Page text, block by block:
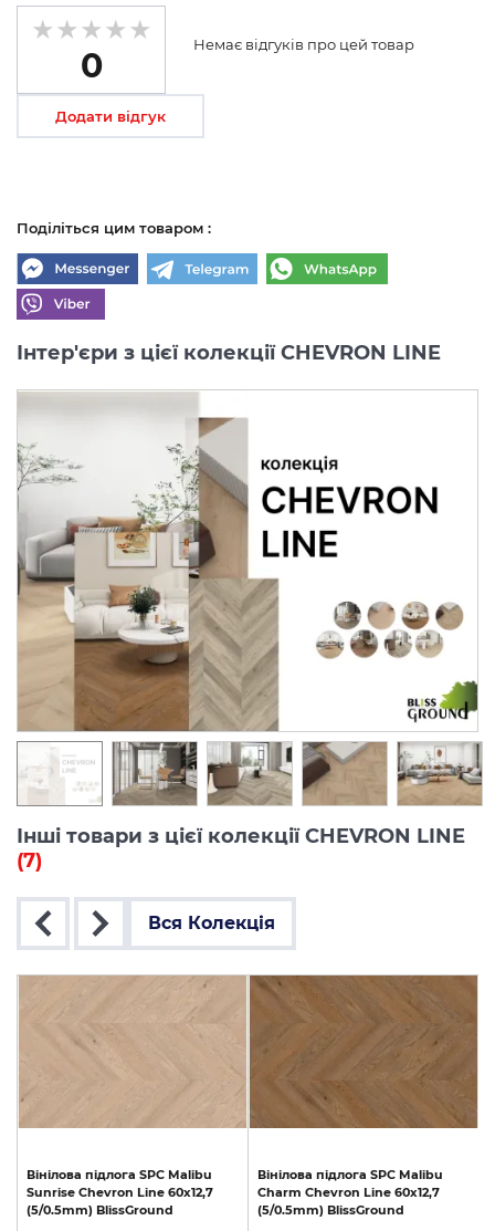
0
Немає відгуків про цей товар
Додати відгук
Поділіться цим товаром :
Інтер'єри з цієї колекції CHEVRON LINE
Інші товари з цієї колекції CHEVRON LINE
(7)
Вся Колекція
Вінілова підлога SPC Malibu
Sunrise Chevron Line 60x12,7
(5/0.5mm) BlissGround
Вінілова підлога SPC Malibu
Charm Chevron Line 60x12,7
(5/0.5mm) BlissGround